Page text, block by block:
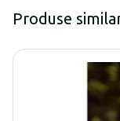
Produse